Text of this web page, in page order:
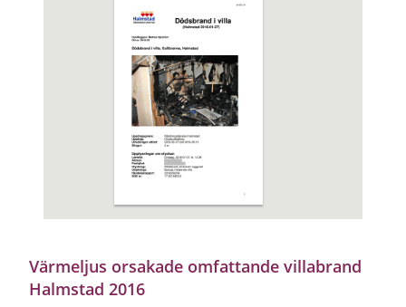
Värmeljus orsakade omfattande villabrand
Halmstad 2016